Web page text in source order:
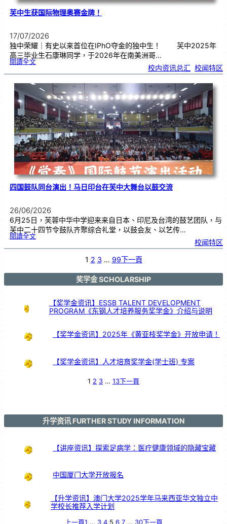
芙中生获国际物理奥赛金牌！
17/07/2026
独中荣耀｜有史以来首位在IPhO夺金的独中生！ 芙中2025年
高三毕业生石康琳同学，于2026年在南美洲哥…
閱讀全文:芙
获
际
物
理
赛
金
牌
！
校内资讯总汇 校闻特区
四国鼓队同台演出！马日印台在芙中大舞台以鼓交流
26/06/2026
6月25日，芙蓉中华中学迎来来自日本、印尼及台湾的鼓艺团队，与
芙中二十四节令鼓队齐聚综合礼堂，以鼓会友、以艺传…
閱讀全文:四
鼓
队
马
日
在
校闻特区
1 2 3 … 99下一頁
奖学金 SCHOLARSHIP
【奖学金资讯】ESSB TALENT DEVELOPMENT
PROGRAM《东钢人才培养服务奖学金》介绍与说明
【奖学金资讯】2025年《黄亚枝奖学金》开放申请！
【奖学金资讯】人才培育奖学金(学士班) 专案
1 2 3 … 13下一頁
升学资讯 FURTHER STUDY INFORMATION
【讲座资讯】探索足病学：医疗健康领域的隐藏宝藏
中国厦门大学开放报名
【升学资讯】澳门大学2025学年马来西亚华文独立中
学校长推荐入学计划
上一頁1 … 3 4 5 6 7 … 30下一頁